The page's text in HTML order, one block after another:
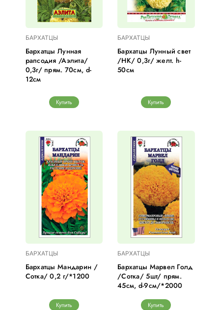
БАРХАТЦЫ
Бархатцы Лунная
рапсодия /Аэлита/
0,3г/ прям. 70см, d-
12см
Купить
БАРХАТЦЫ
Бархатцы Лунный свет
/НК/ 0,3г/ желт. h-
50см
Купить
БАРХАТЦЫ
Бархатцы Мандарин /
Сотка/ 0,2 г/*1200
Купить
БАРХАТЦЫ
Бархатцы Марвел Голд
/Сотка/ 5шт/ прям.
45см, d-9см/*2000
Купить